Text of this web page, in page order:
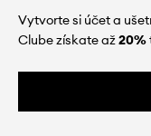
Vytvorte si účet a
Clube získate až20%